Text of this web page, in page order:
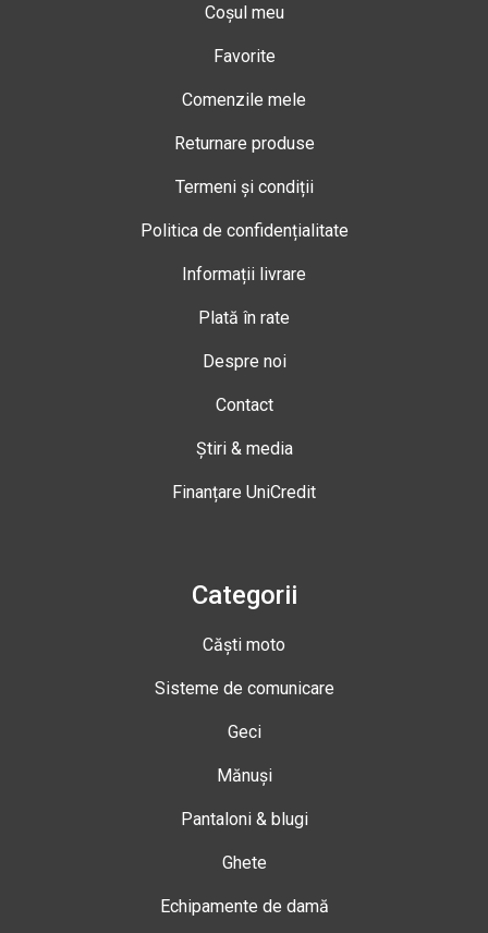
Coșul meu
Favorite
Comenzile mele
Returnare produse
Termeni și condiții
Politica de confidențialitate
Informații livrare
Plată în rate
Despre noi
Contact
Știri & media
Finanțare UniCredit
Categorii
Căști moto
Sisteme de comunicare
Geci
Mănuși
Pantaloni & blugi
Ghete
Echipamente de damă